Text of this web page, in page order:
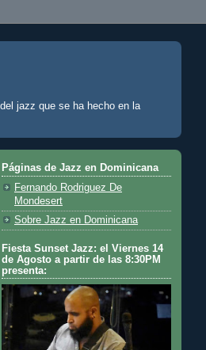
jazz que se ha hecho en la
Páginas de Jazz en Dominicana
Fernando Rodriguez De
Mondesert
Sobre Jazz en Dominicana
Fiesta Sunset Jazz: el Viernes 14
de Agosto a partir de las 8:30PM
presenta: